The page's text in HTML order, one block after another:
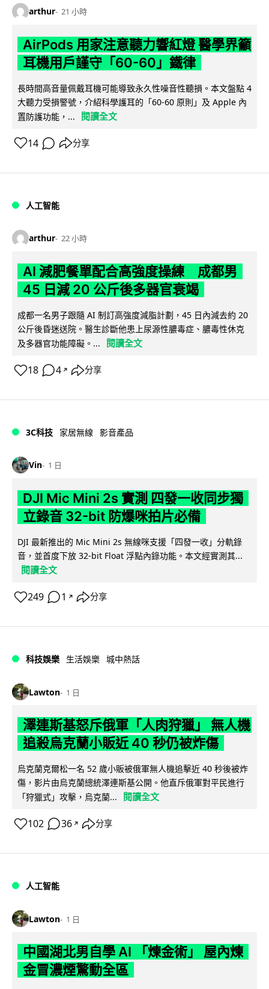
arthur 21 小時
AirPods 用家注意聽力響紅燈 醫學界籲
耳機用戶謹守「60-60」鐵律
長時間高音量佩戴耳機可能導致永久性噪音性聽損。本文盤點 4
大聽力受損警號，介紹科學護耳的「60-60 原則」及 Apple 內
置防護功能，...
閱讀全文
14 分享
人工智能
arthur 22 小時
AI 減肥餐單配合高強度操練 成都男
45 日減 20 公斤後多器官衰竭
成都一名男子跟隨 AI 制訂高強度減脂計劃，45 日內減去約 20
公斤後昏迷送院。醫生診斷他患上尿源性膿毒症、膿毒性休克
及多器官功能障礙。...
閱讀全文
18 4 ↗ 分享
3C科技 家居無線 影音產品
Vin 1 日
DJI Mic Mini 2s 實測 四發一收同步獨
立錄音 32-bit 防爆咪拍片必備
DJI 最新推出的 Mic Mini 2s 無線咪支援「四發一收」分軌錄
音，並首度下放 32-bit Float 浮點內錄功能。本文經實測其...
閱讀全文
249 1 ↗ 分享
科技娛樂 生活娛樂 城中熱話
Lawton 1 日
澤連斯基怒斥俄軍「人肉狩獵」 無人機
追殺烏克蘭小販近 40 秒仍被炸傷
烏克蘭克爾松一名 52 歲小販被俄軍無人機追擊近 40 秒後被炸
傷，影片由烏克蘭總統澤連斯基公開。他直斥俄軍對平民進行
「狩獵式」攻擊，烏克蘭...
閱讀全文
102 36 ↗ 分享
人工智能
Lawton 1 日
中國湖北男自學 AI 「煉金術」 屋內煉
金冒濃煙驚動全區